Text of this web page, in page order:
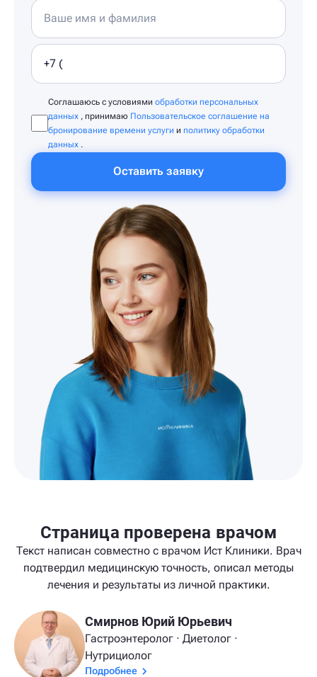
Соглашаюсь с условиями обработки персональных
данных , принимаю Пользовательское соглашение на
бронирование времени услуги и политику обработки
данных .
Оставить заявку
Страница проверена врачом
Текст написан совместно с врачом Ист Клиники. Врач
подтвердил медицинскую точность, описал методы
лечения и результаты из личной практики.
Смирнов Юрий Юрьевич
Гастроэнтеролог · Диетолог ·
Нутрициолог
Подробнее